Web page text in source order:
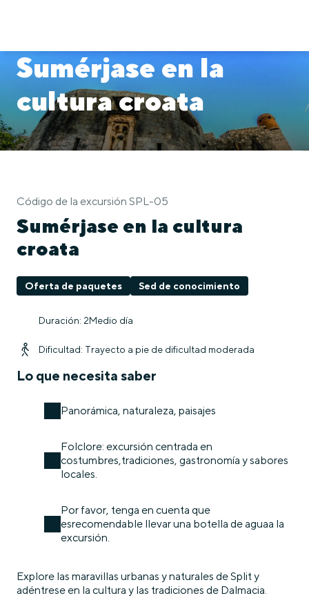
Sumérjase en la
cultura croata
Código de la excursión SPL-05
Sumérjase en la cultura
croata
Oferta de paquetes Sed de conocimiento
Duración: 2Medio día
Dificultad: Trayecto a pie de dificultad moderada
Lo que necesita saber
Panorámica, naturaleza, paisajes
Folclore: excursión centrada en
costumbres,tradiciones, gastronomía y sabores
locales.
Por favor, tenga en cuenta que
esrecomendable llevar una botella de aguaa la
excursión.
Explore las maravillas urbanas y naturales de Split y
adéntrese en la cultura y las tradiciones de Dalmacia.